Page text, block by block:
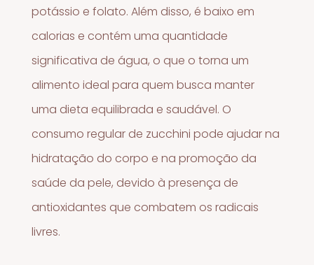
potássio e folato. Além disso, é baixo em
calorias e contém uma quantidade
significativa de água, o que o torna um
alimento ideal para quem busca manter
uma dieta equilibrada e saudável. O
consumo regular de zucchini pode ajudar na
hidratação do corpo e na promoção da
saúde da pele, devido à presença de
antioxidantes que combatem os radicais
livres.